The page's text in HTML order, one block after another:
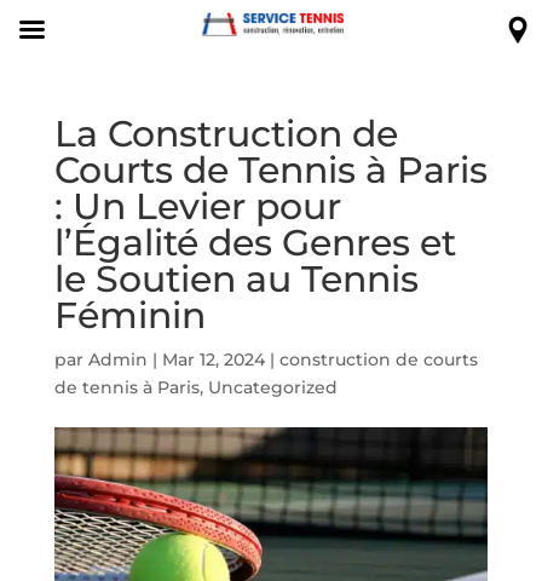
La Construction de
Courts de Tennis à Paris
: Un Levier pour
l’Égalité des Genres et
le Soutien au Tennis
Féminin
par Admin | Mar 12, 2024| construction de courts
de tennis à Paris, Uncategorized